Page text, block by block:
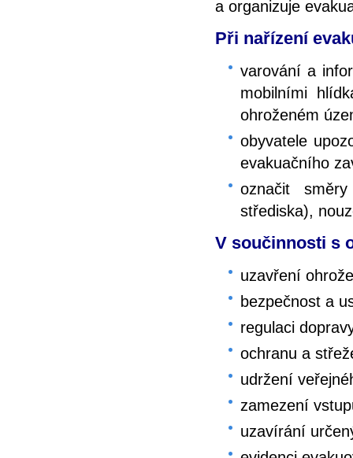
a organizuje
Při nařízení
varování a
mobilními
ohroženém
obyvatele
evakuačního
označit
střediska),
V součinnosti s
uzavření
bezpečnost a
regulaci
ochranu a
udržení
zamezení
uzavírání